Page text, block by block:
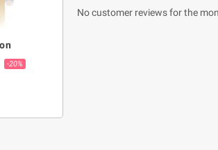
-20%
No customer reviews for the